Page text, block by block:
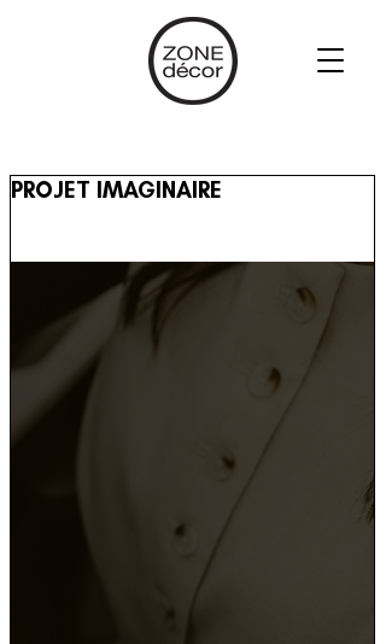
PROJET IMAGINAIRE